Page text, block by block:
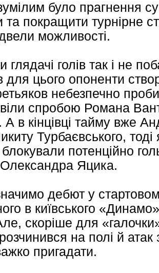
було прагнення
та покращити турнірне
можливості.
глядачі голів так і не
для цього опоненти
небезпечно
спробою Романа
в кінцівці тайму вже
Турбаєвського,
потенційно
Олександра Яцика.
дебют у
в київського
скоріше для
на полі й
пригадати.